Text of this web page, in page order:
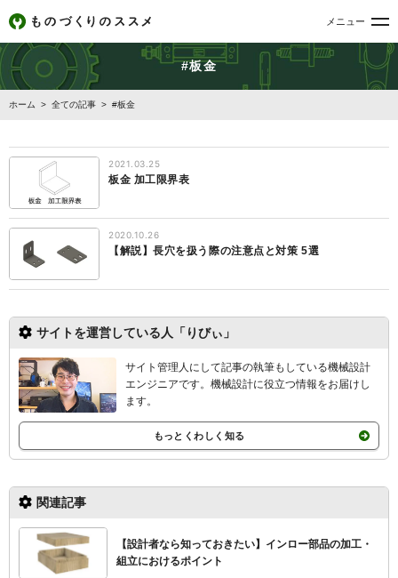
メニュー
#板金
ホーム > 全ての記事 > #板金
2021.03.25
板金 加工限界表
2020.10.26
【解説】長穴を扱う際の注意点と対策 5選
関連記事
【設計者なら知っておきたい】インロー部品の加工・
組立におけるポイント
サイトを運営している人「りびぃ」
サイト管理人にして記事の執筆もしている機械設計
エンジニアです。機械設計に役立つ情報をお届けし
ます。
もっとくわしく知る